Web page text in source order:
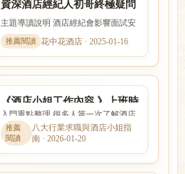
資深酒店經紀人初哥終極疑問
︰酒店小姐好不好把？
主題導讀說明 酒店經紀會影響面試安
排、工作介紹、薪資說明與新人安全
感。本文以「資深酒店經紀...
花中花酒店 · 2025-01-16
《酒店小姐工作內容 》上班時
間、薪水收入、出場接S性交
易問題?
入門重點整理 很多人第一次了解酒店
工作時，最在意的就是收入怎麼計
算、是否可以日領現領，以及...
八大行業求職與酒店小姐指
南 · 2026-01-20